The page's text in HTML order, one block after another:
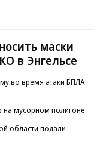
маски
в Энгельсе
во время атаки БПЛА
на мусорном полигоне
области подали